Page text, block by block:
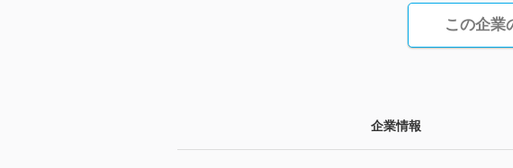
この企業
企業情報